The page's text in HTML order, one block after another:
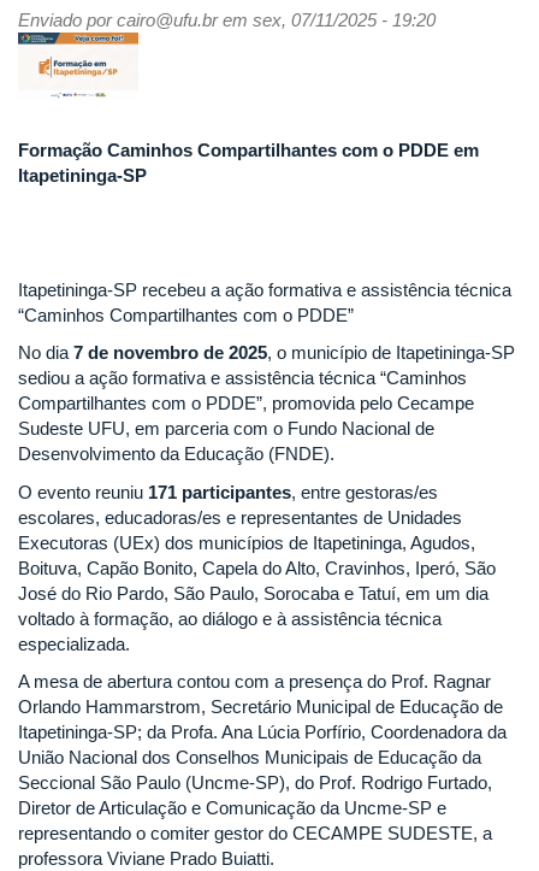
Enviado porcairo@ufu.brem sex, 07/11/2025 - 19:20
Formação Caminhos Compartilhantes com o PDDE em
Itapetininga-SP
Itapetininga-SP recebeu a ação formativa e assistência técnica
“Caminhos Compartilhantes com o PDDE”
No dia 7 de novembro de 2025, o município de Itapetininga-SP
sediou a ação formativa e assistência técnica “Caminhos
Compartilhantes com o PDDE”, promovida pelo Cecampe
Sudeste UFU, em parceria com o Fundo Nacional de
Desenvolvimento da Educação (FNDE).
O evento reuniu 171 participantes, entre gestoras/es
escolares, educadoras/es e representantes de Unidades
Executoras (UEx) dos municípios de Itapetininga, Agudos,
Boituva, Capão Bonito, Capela do Alto, Cravinhos, Iperó, São
José do Rio Pardo, São Paulo, Sorocaba e Tatuí, em um dia
voltado à formação, ao diálogo e à assistência técnica
especializada.
A mesa de abertura contou com a presença do Prof. Ragnar
Orlando Hammarstrom, Secretário Municipal de Educação de
Itapetininga-SP; da Profa. Ana Lúcia Porfírio, Coordenadora da
União Nacional dos Conselhos Municipais de Educação da
Seccional São Paulo (Uncme-SP), do Prof. Rodrigo Furtado,
Diretor de Articulação e Comunicação da Uncme-SP e
representando o comiter gestor do CECAMPE SUDESTE, a
professora Viviane Prado Buiatti.